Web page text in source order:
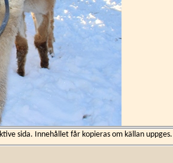
sida. Innehållet får kopieras om källan uppges.